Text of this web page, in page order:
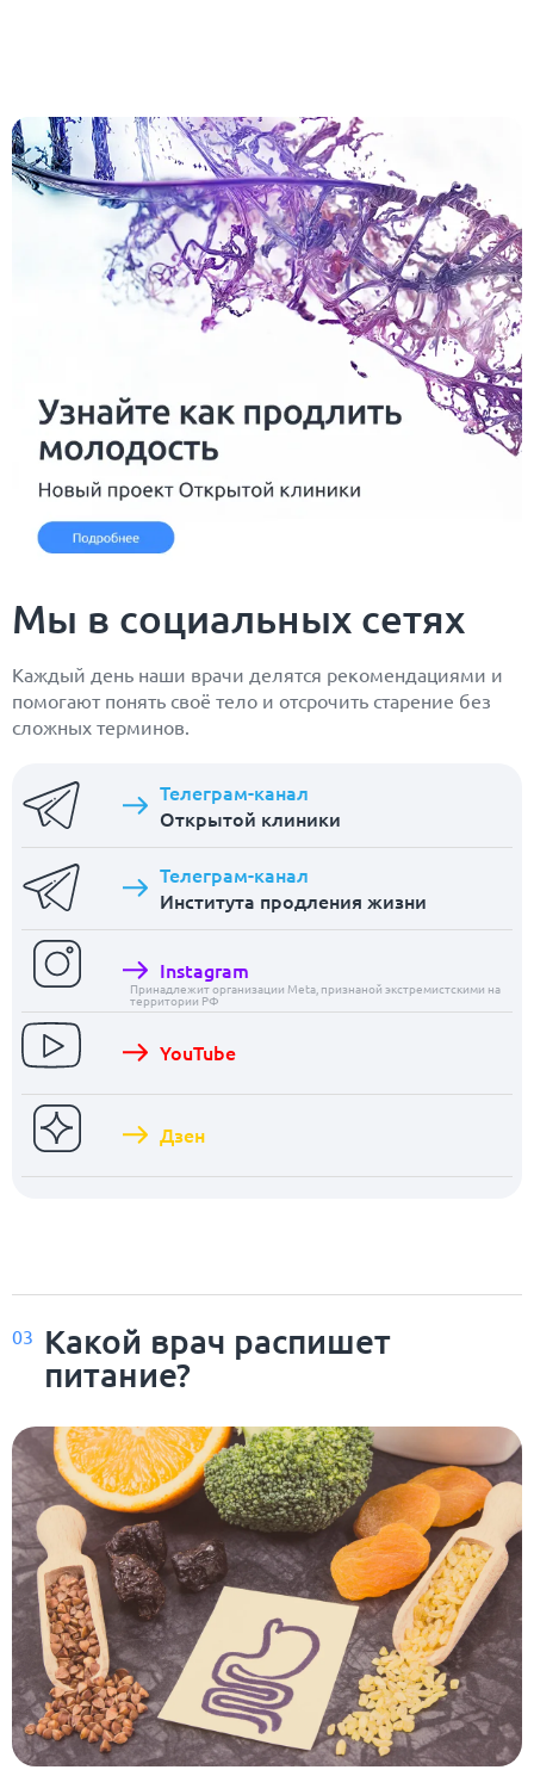
Мы в социальных сетях
Каждый день наши врачи делятся рекомендациями и
помогают понять своё тело и отсрочить старение без
сложных терминов.
Телеграм-канал
Открытой клиники
Телеграм-канал
Института продления жизни
Instagram
Принадлежит организации Meta, признаной экстремистскими на
территории РФ
YouTube
Дзен
03 Какой врач распишет
питание?